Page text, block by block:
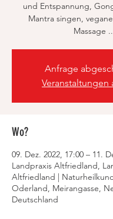
und Entspannung,
Mantra singen,
Massage
Anfrage
Veranstaltungen
Wo?
09. Dez. 2022, 17:00 – 11.
Landpraxis Altfriedland,
Altfriedland |
Oderland, Meirangasse,
Deutschland